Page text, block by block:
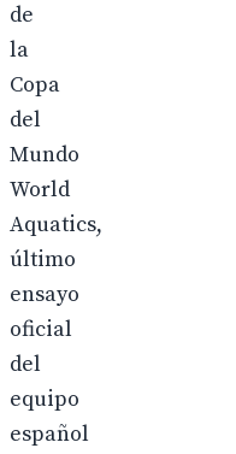
de
la
Copa
del
Mundo
World
Aquatics,
último
ensayo
oficial
del
equipo
español